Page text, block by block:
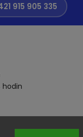
915 905 335
hodin